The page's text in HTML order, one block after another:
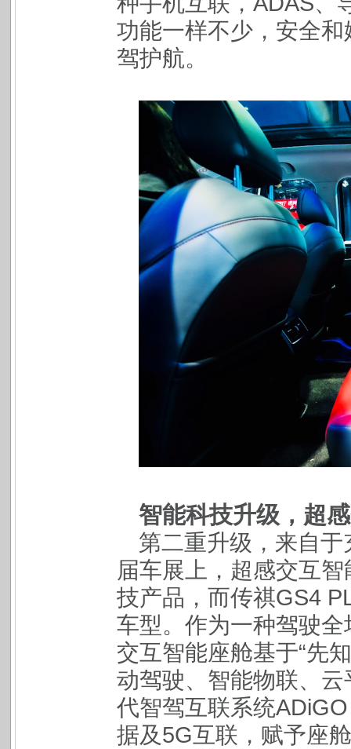
功能一样不少，安全
驾护航。
智能科技升级，超
第二重升级，来自
届车展上，超感交互
技产品，而传祺GS4
车型。作为一种驾驶
交互智能座舱基于“先
动驾驶、智能物联、
代智驾互联系统
据及5G互联，赋予座